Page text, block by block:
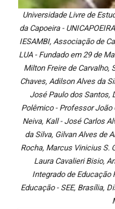
Universidade Livre de
da Capoeira -
IESAMBI, Associação de
LUA - Fundado em 29 de
Milton Freire de Carvalho,
Chaves, Adilson Alves da
José Paulo dos Santos,
Polêmico - Professor João
Neiva, Kall - José Carlos
da Silva, Gilvan Alves de
Rocha, Marcus Vinicius S.
Laura Cavalieri Bisio,
Integrado de Educação
Educação - SEE, Brasília,